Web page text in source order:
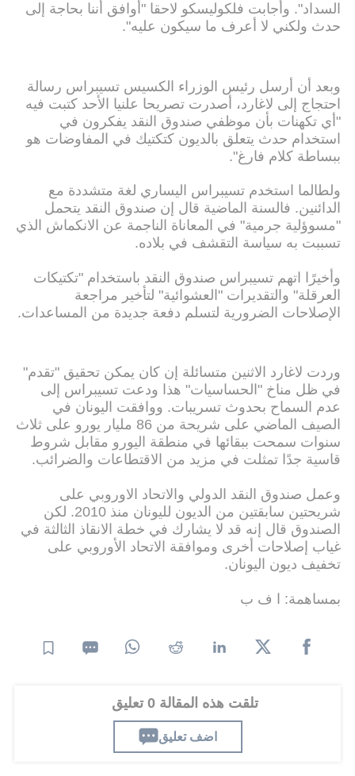
السداد". وأجابت فلكوليسكو لاحقا "أوافق أننا بحاجة إلى
حدث ولكني لا أعرف ما سيكون عليه".
وبعد أن أرسل رئيس الوزراء الكسيس تسيبراس رسالة
احتجاج إلى لاغارد، أصدرت تصريحا علنيا الأحد كتبت فيه
"أي تكهنات بأن موظفي صندوق النقد يفكرون في
استخدام حدث يتعلق بالديون كتكتيك في المفاوضات هو
ببساطة كلام فارغ".
ولطالما استخدم تسيبراس اليساري لغة متشددة مع
الدائنين. فالسنة الماضية قال إن صندوق النقد يتحمل
"مسوؤلية جرمية" في المعاناة الناجمة عن الانكماش الذي
تسببت به سياسة التقشف في بلاده.
وأخيرًا اتهم تسيبراس صندوق النقد باستخدام "تكتيكات
العرقلة" والتقديرات "العشوائية" لتأخير مراجعة
الإصلاحات الضرورية لتسلم دفعة جديدة من المساعدات.
وردت لاغارد الاثنين متسائلة إن كان يمكن تحقيق "تقدم"
في ظل مناخ "الحساسيات" هذا ودعت تسيبراس إلى
عدم السماح بحدوث تسريبات. ووافقت اليونان في
الصيف الماضي على شريحة من 86 مليار يورو على ثلاث
سنوات سمحت ببقائها في منطقة اليورو مقابل شروط
قاسية جدًا تمثلت في مزيد من الاقتطاعات والضرائب.
وعمل صندوق النقد الدولي والاتحاد الاوروبي على
شريحتين سابقتين من الديون لليونان منذ 2010. لكن
الصندوق قال إنه قد لا يشارك في خطة الانقاذ الثالثة في
غياب إصلاحات أخرى وموافقة الاتحاد الأوروبي على
تخفيف ديون اليونان.
بمساهمة: ا ف ب
تلقت هذه المقالة 0 تعليق
اضف تعليق